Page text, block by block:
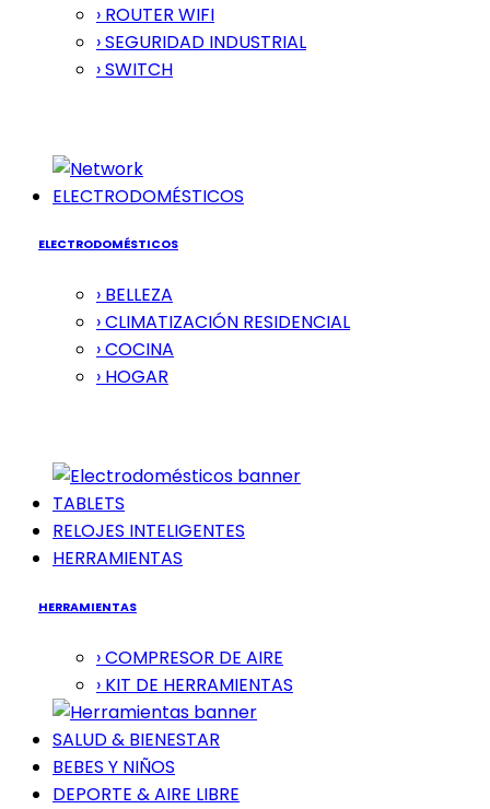
› ROUTER WIFI
› SEGURIDAD INDUSTRIAL
› SWITCH
ELECTRODOMÉSTICOS
ELECTRODOMÉSTICOS
› BELLEZA
› CLIMATIZACIÓN RESIDENCIAL
› COCINA
› HOGAR
TABLETS
RELOJES INTELIGENTES
HERRAMIENTAS
HERRAMIENTAS
› COMPRESOR DE AIRE
› KIT DE HERRAMIENTAS
SALUD & BIENESTAR
BEBES Y NIÑOS
DEPORTE & AIRE LIBRE